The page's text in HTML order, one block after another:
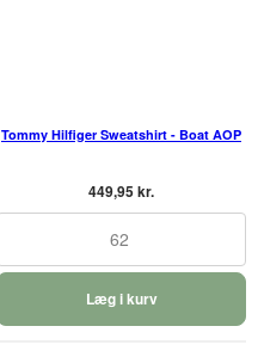
Tommy Hilfiger Sweatshirt - Boat AOP
449,95 kr.
62
Læg i kurv